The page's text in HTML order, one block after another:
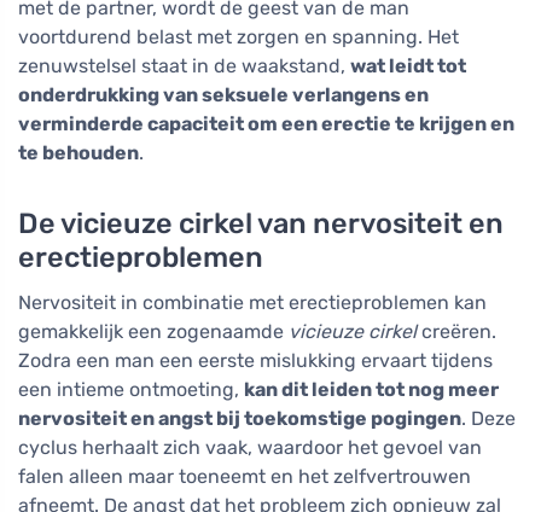
met de partner, wordt de geest van de man
voortdurend belast met zorgen en spanning. Het
zenuwstelsel staat in de waakstand, wat leidt tot
onderdrukking van seksuele verlangens en
verminderde capaciteit om een erectie te krijgen en
te behouden.
De vicieuze cirkel van nervositeit en
erectieproblemen
Nervositeit in combinatie met erectieproblemen kan
gemakkelijk een zogenaamde vicieuze cirkelcreëren.
Zodra een man een eerste mislukking ervaart tijdens
een intieme ontmoeting, kan dit leiden tot nog meer
nervositeit en angst bij toekomstige pogingen. Deze
cyclus herhaalt zich vaak, waardoor het gevoel van
falen alleen maar toeneemt en het zelfvertrouwen
afneemt. De angst dat het probleem zich opnieuw zal